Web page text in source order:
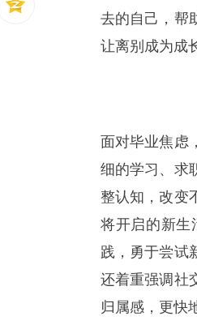
去的自己，帮
让离别成为成
面对毕业焦虑
细的学习、求
整认知，改变
将开启的新生
践，勇于尝试
还着重强调社
归属感，更快